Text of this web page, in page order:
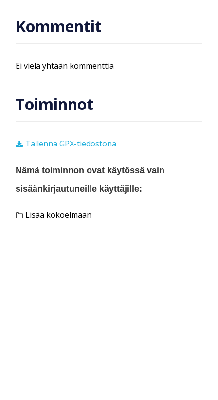
Kommentit
Ei vielä yhtään kommenttia
Toiminnot
Tallenna GPX-tiedostona
Nämä toiminnon ovat käytössä vain
sisäänkirjautuneille käyttäjille:
Lisää kokoelmaan